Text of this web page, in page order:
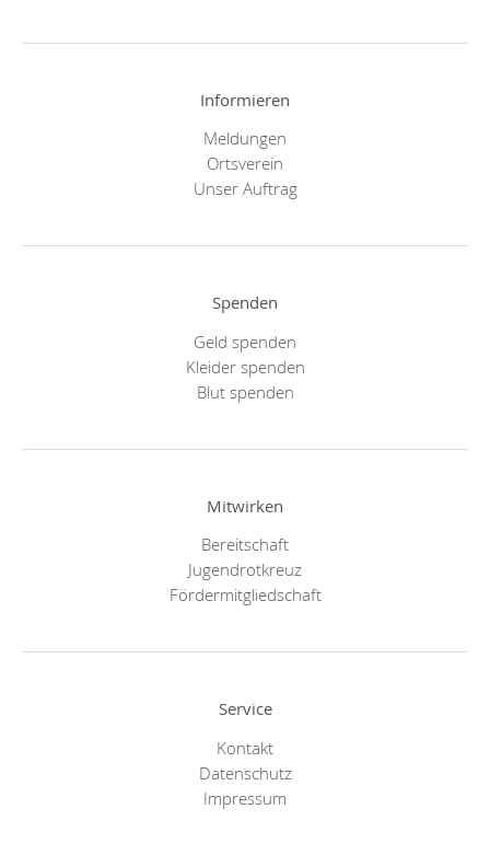
Informieren
Meldungen
Ortsverein
Unser Auftrag
Spenden
Geld spenden
Kleider spenden
Blut spenden
Mitwirken
Bereitschaft
Jugendrotkreuz
Fördermitgliedschaft
Service
Kontakt
Datenschutz
Impressum